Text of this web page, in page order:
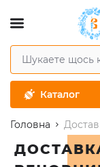
Каталог
Головна